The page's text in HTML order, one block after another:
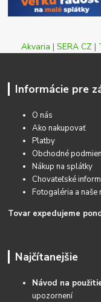
Akvaria | SERA CZ |
Informácie pre
O nás
Ako nakupovať
Platby
Obchodné
Nákup na splátky
Chovateľské
Fotogaléria a naše
Tovar expedujeme
Najčítanejšie
Návod na
upozornení